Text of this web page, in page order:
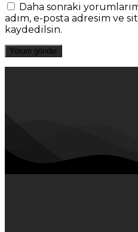
Daha sonraki
adım, e-posta adresim ve
kaydedilsin.